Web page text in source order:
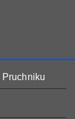
Pruchniku